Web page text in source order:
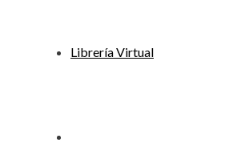
Librería Virtual